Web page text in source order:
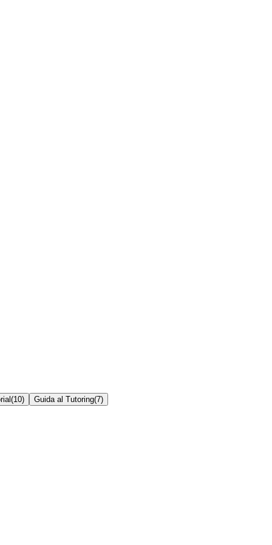
(10) Guida al Tutoring(7)